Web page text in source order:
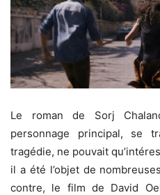
Le roman de Sorj
personnage principal, se
tragédie, ne pouvait
il a été l’objet de
contre, le film de David